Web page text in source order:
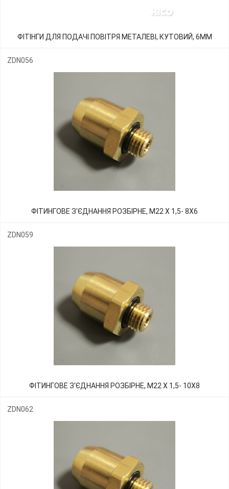
ФІТІНГИ ДЛЯ ПОДАЧІ ПОВІТРЯ МЕТАЛЕВІ, КУТОВИЙ, 6ММ
ZDN056
ФІТИНГОВЕ З'ЄДНАННЯ РОЗБІРНЕ, М22 Х 1,5- 8Х6
ZDN059
ФІТИНГОВЕ З'ЄДНАННЯ РОЗБІРНЕ, М22 Х 1,5- 10Х8
ZDN062